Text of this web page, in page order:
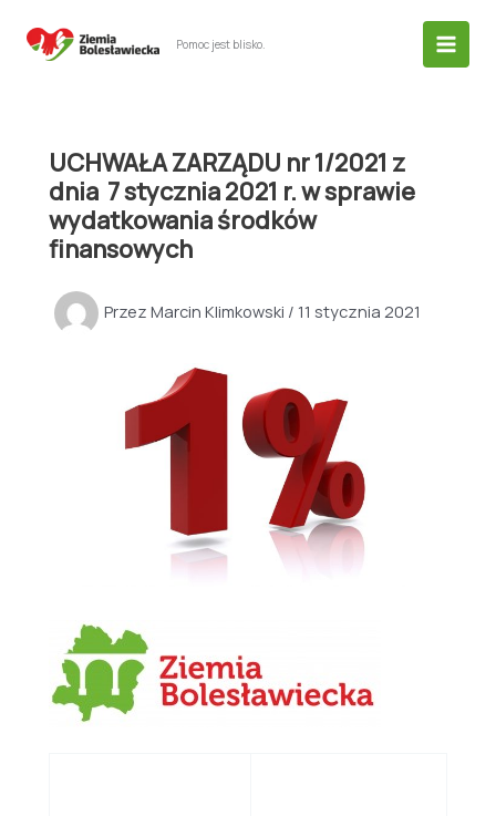
Pomoc jest blisko.
UCHWAŁA ZARZĄDU nr 1/2021 z
dnia 7 stycznia 2021 r. w sprawie
wydatkowania środków
finansowych
Przez Marcin Klimkowski / 11 stycznia 2021